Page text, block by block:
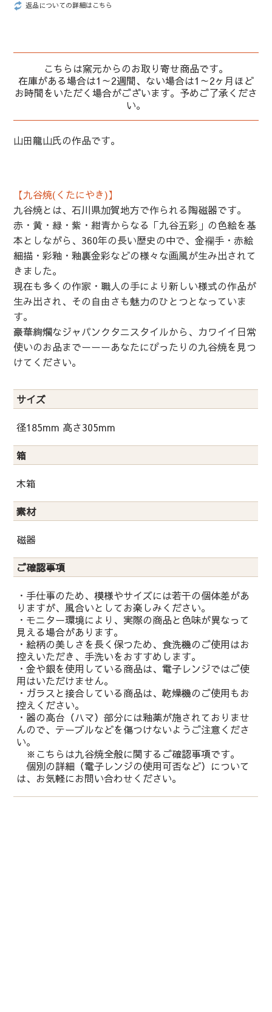
返品についての詳細はこちら
こちらは窯元からのお取り寄せ商品です。
在庫がある場合は1～2週間、ない場合は1～2ヶ月ほど
お時間をいただく場合がございます。予めご了承くださ
い。
山田龍山氏の作品です。
【九谷焼(くたにやき)】
九谷焼とは、石川県加賀地方で作られる陶磁器です。
赤・黄・緑・紫・紺青からなる「九谷五彩」の色絵を基
本としながら、360年の長い歴史の中で、金襴手・赤絵
細描・彩釉・釉裏金彩などの様々な画風が生み出されて
きました。
現在も多くの作家・職人の手により新しい様式の作品が
生み出され、その自由さも魅力のひとつとなっていま
す。
豪華絢爛なジャパンクタニスタイルから、カワイイ日常
使いのお品までーーーあなたにぴったりの九谷焼を見つ
けてください。
サイズ
径185mm 高さ305mm
箱
木箱
素材
磁器
ご確認事項
・手仕事のため、模様やサイズには若干の個体差があ
りますが、風合いとしてお楽しみください。
・モニター環境により、実際の商品と色味が異なって
見える場合があります。
・絵柄の美しさを長く保つため、食洗機のご使用はお
控えいただき、手洗いをおすすめします。
・金や銀を使用している商品は、電子レンジではご使
用はいただけません。
・ガラスと接合している商品は、乾燥機のご使用もお
控えください。
・器の高台（ハマ）部分には釉薬が施されておりませ
んので、テーブルなどを傷つけないようご注意くださ
い。
※こちらは九谷焼全般に関するご確認事項です。
個別の詳細（電子レンジの使用可否など）について
は、お気軽にお問い合わせください。